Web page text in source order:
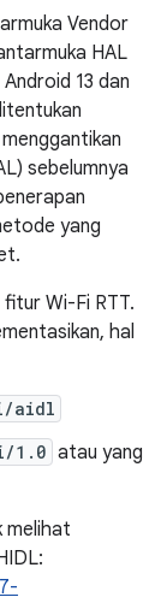
Vendor
HAL
13 dan
sebelumnya
yang
Wi-Fi RTT.
hal
aidl
1.0 atau yang
melihat